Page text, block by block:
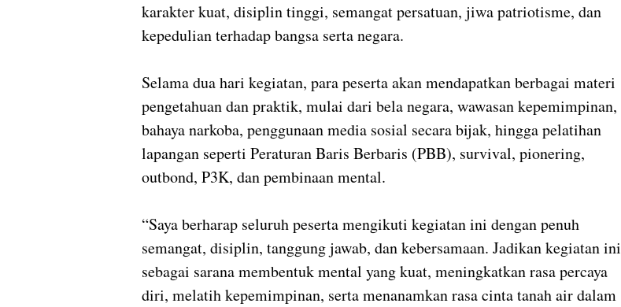
karakter kuat, disiplin tinggi, semangat persatuan, jiwa patriotisme, dan
kepedulian terhadap bangsa serta negara.
Selama dua hari kegiatan, para peserta akan mendapatkan berbagai materi
pengetahuan dan praktik, mulai dari bela negara, wawasan kepemimpinan,
bahaya narkoba, penggunaan media sosial secara bijak, hingga pelatihan
lapangan seperti Peraturan Baris Berbaris (PBB), survival, pionering,
outbond, P3K, dan pembinaan mental.
“Saya berharap seluruh peserta mengikuti kegiatan ini dengan penuh
semangat, disiplin, tanggung jawab, dan kebersamaan. Jadikan kegiatan ini
sebagai sarana membentuk mental yang kuat, meningkatkan rasa percaya
diri, melatih kepemimpinan, serta menanamkan rasa cinta tanah air dalam